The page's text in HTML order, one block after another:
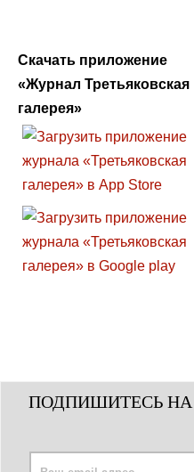
Скачать приложение
«Журнал Третьяковская
галерея»
ПОДПИШИТЕСЬ